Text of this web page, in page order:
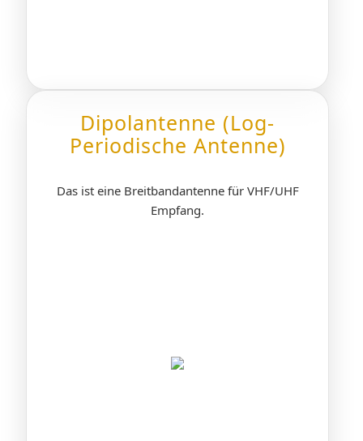
Dipolantenne (Log-
Periodische Antenne)
Das ist eine Breitbandantenne für VHF/UHF
Empfang.